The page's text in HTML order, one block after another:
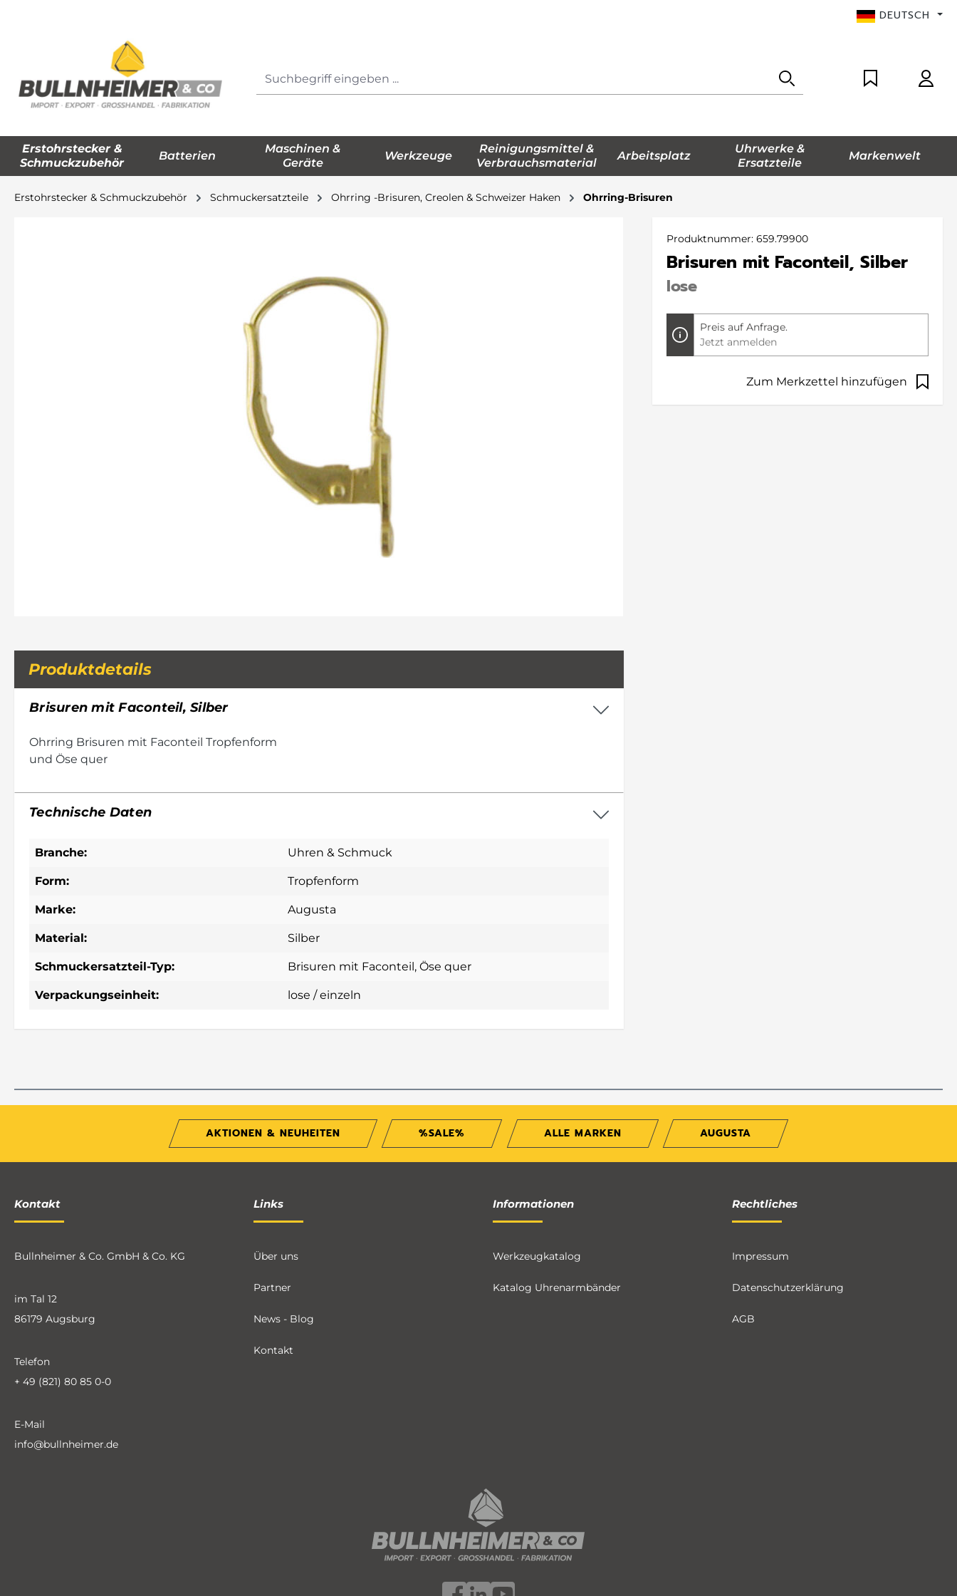
DEUTSCH
Erstohrstecker &
Schmuckzubehör
Batterien
Maschinen &
Geräte
Werkzeuge
Reinigungsmittel &
Verbrauchsmaterial
Arbeitsplatz
Uhrwerke &
Ersatzteile
Markenwelt
Erstohrstecker & Schmuckzubehör Schmuckersatzteile Ohrring -Brisuren, Creolen & Schweizer Haken Ohrring-Brisuren
Produktdetails
Brisuren mit Faconteil, Silber
Ohrring Brisuren mit Faconteil Tropfenform
und Öse quer
Technische Daten
Branche: Uhren & Schmuck
Form: Tropfenform
Marke: Augusta
Material: Silber
Schmuckersatzteil-Typ: Brisuren mit Faconteil , Öse quer
Verpackungseinheit: lose / einzeln
Produktnummer: 659.79900
Brisuren mit Faconteil, Silber
lose
Preis auf Anfrage.
Jetzt anmelden
Zum Merkzettel hinzufügen
AKTIONEN & NEUHEITEN %SALE% ALLE MARKEN AUGUSTA
Kontakt
Bullnheimer & Co. GmbH & Co. KG
im Tal 12
86179 Augsburg
Telefon
+ 49 (821) 80 85 0-0
E-Mail
info@bullnheimer.de
Links
Über uns
Partner
News - Blog
Kontakt
Informationen
Werkzeugkatalog
Katalog Uhrenarmbänder
Rechtliches
Impressum
Datenschutzerklärung
AGB